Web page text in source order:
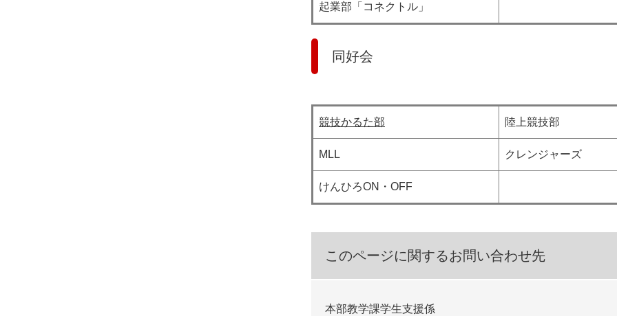
起業部「コネクトル」
同好会
競技かるた部 陸上競技部
MLL クレンジャーズ
けんひろON・OFF
このページに関するお問い合わせ先
本部教学課学生支援係